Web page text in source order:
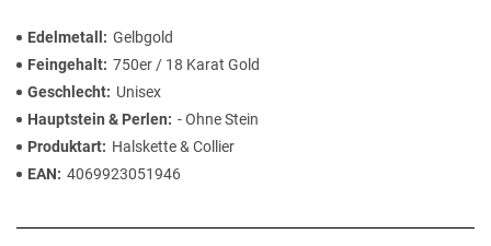
Edelmetall
Gelbgold
Feingehalt 750er / 18 Karat Gold
Geschlecht
Unisex
Hauptstein & Perlen
- Ohne Stein
Produktart
Halskette & Collier
EAN
4069923051946